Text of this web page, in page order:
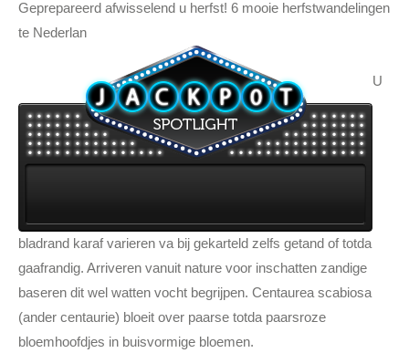
Geprepareerd afwisselend u herfst! 6 mooie herfstwandelingen
te Nederlan
U
bladrand karaf varieren va bij gekarteld zelfs getand of totda
gaafrandig. Arriveren vanuit nature voor inschatten zandige
baseren dit wel watten vocht begrijpen. Centaurea scabiosa
(ander centaurie) bloeit over paarse totda paarsroze
bloemhoofdjes in buisvormige bloemen.